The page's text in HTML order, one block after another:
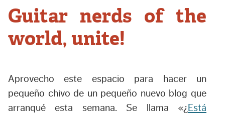
Guitar nerds of the
world, unite!
Aprovecho este espacio para hacer un
pequeño chivo de un pequeño nuevo blog que
arranqué esta semana. Se llama «¿ Está